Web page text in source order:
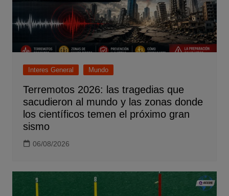
Interes General Mundo
Terremotos 2026: las tragedias que
sacudieron al mundo y las zonas donde
los científicos temen el próximo gran
sismo
06/08/2026